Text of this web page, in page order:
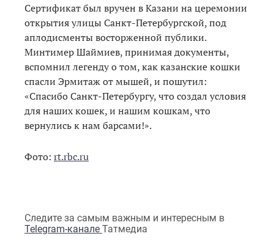
Сертификат был вручен в Казани на церемонии
открытия улицы Санкт-Петербургской, под
аплодисменты восторженной публики.
Минтимер Шаймиев, принимая документы,
вспомнил легенду о том, как казанские кошки
спасли Эрмитаж от мышей, и пошутил:
«Спасибо Санкт-Петербургу, что создал условия
для наших кошек, и нашим кошкам, что
вернулись к нам барсами!».
Фото: rt.rbc.ru
Следите за самым важным и интересным в
Telegram-канале Татмедиа